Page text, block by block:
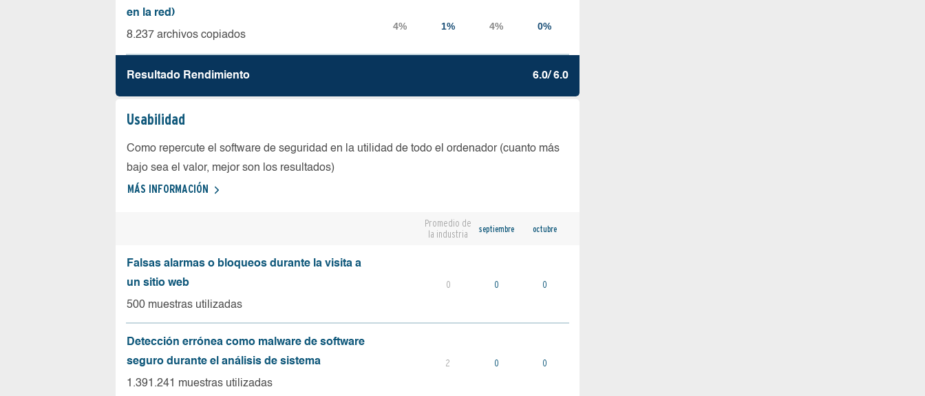
en la red)
8.237 archivos copiados
Resultado Rendimiento 6.0/ 6.0
Usabilidad
Como repercute el software de seguridad en la utilidad de todo el ordenador (cuanto más
bajo sea el valor, mejor son los resultados)
MÁS INFORMACIÓN
Promedio de
la industria
septiembre octubre
Falsas alarmas o bloqueos durante la visita a
un sitio web
500 muestras utilizadas
0 0 0
Detección errónea como malware de software
seguro durante el análisis de sistema
1.391.241 muestras utilizadas
2 0 0